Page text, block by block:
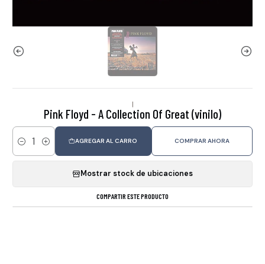
|
Pink Floyd - A Collection Of Great (vinilo)
Cantidad
AGREGAR AL CARRO COMPRAR AHORA
Mostrar stock de ubicaciones
COMPARTIR ESTE PRODUCTO